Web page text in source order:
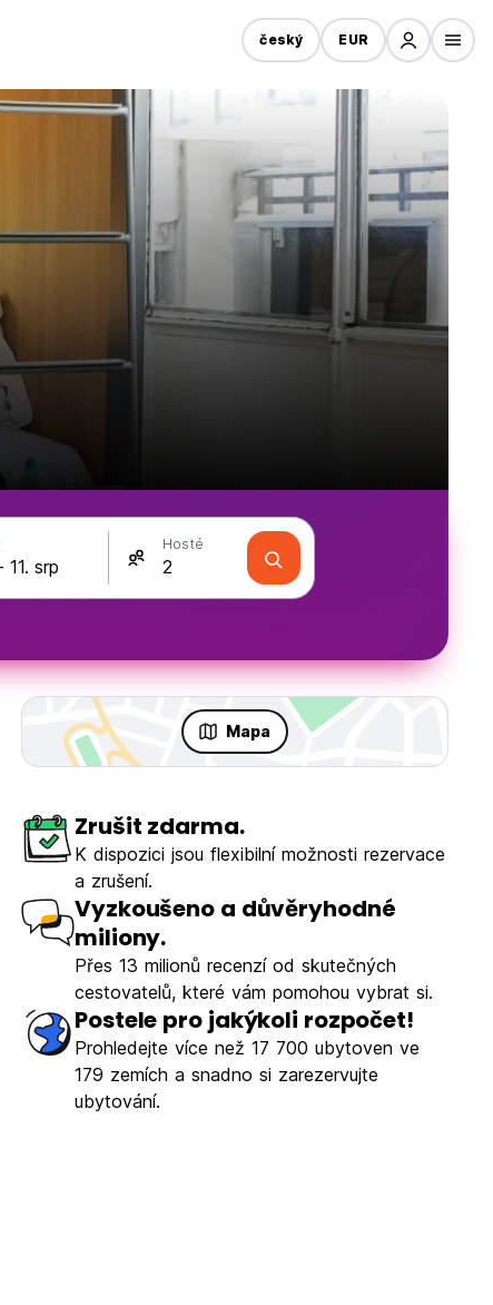
český EUR
Hosté
Mapa
Zrušit zdarma.
K dispozici jsou flexibilní možnosti rezervace
a zrušení.
Vyzkoušeno a důvěryhodné
miliony.
Přes 13 milionů recenzí od skutečných
cestovatelů, které vám pomohou vybrat si.
Postele pro jakýkoli rozpočet!
Prohledejte více než 17 700 ubytoven ve
179 zemích a snadno si zarezervujte
ubytování.